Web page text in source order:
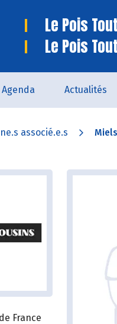
Le Pois
Le Pois
Agenda Actualités
associé.e.s
France